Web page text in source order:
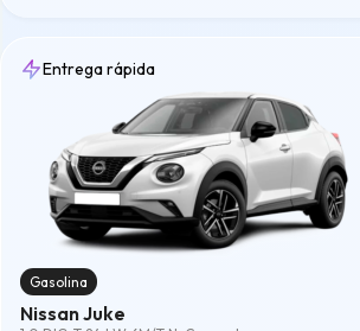
Entrega rápida
Gasolina
Nissan Juke